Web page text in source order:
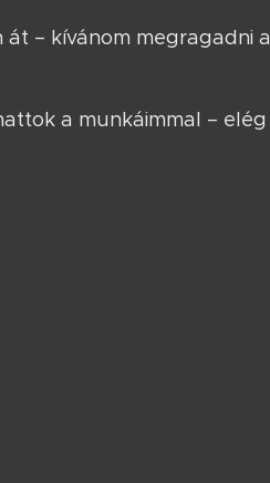
– kívánom megragadni a
a munkáimmal – elég